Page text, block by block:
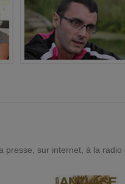
sur internet, à la radio